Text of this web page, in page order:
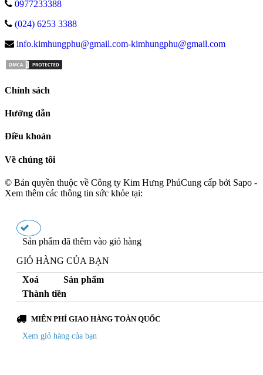
0977233388
(024) 6253 3388
info.kimhungphu@gmail.com-kimhungphu@gmail.com
Chính sách
Hướng dẫn
Điều khoản
Về chúng tôi
© Bản quyền thuộc về Công ty Kim Hưng PhúCung cấp bởi Sapo -
Xem thêm các thông tin sức khỏe tại:
Sản phẩm đã thêm vào giỏ hàng
GIỎ HÀNG CỦA BẠN
Xoá
Sản phẩm
Thành tiền
MIỄN PHÍ GIAO HÀNG TOÀN QUỐC
Xem giỏ hàng của bạn